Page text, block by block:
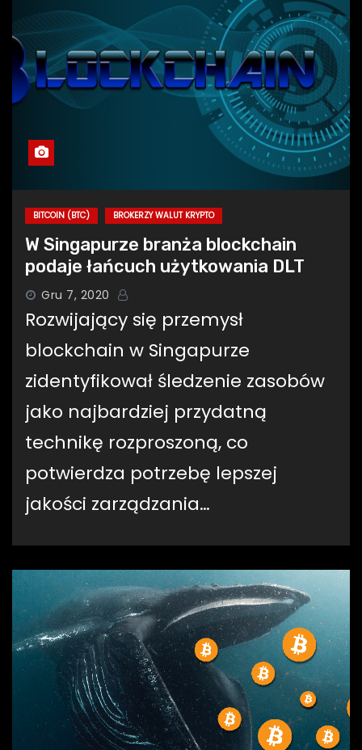
BITCOIN (BTC) BROKERZY WALUT KRYPTO
W Singapurze branża blockchain
podaje łańcuch użytkowania DLT
Gru 7, 2020
Rozwijający się przemysł
blockchain w Singapurze
zidentyfikował śledzenie zasobów
jako najbardziej przydatną
technikę rozproszoną, co
potwierdza potrzebę lepszej
jakości zarządzania…